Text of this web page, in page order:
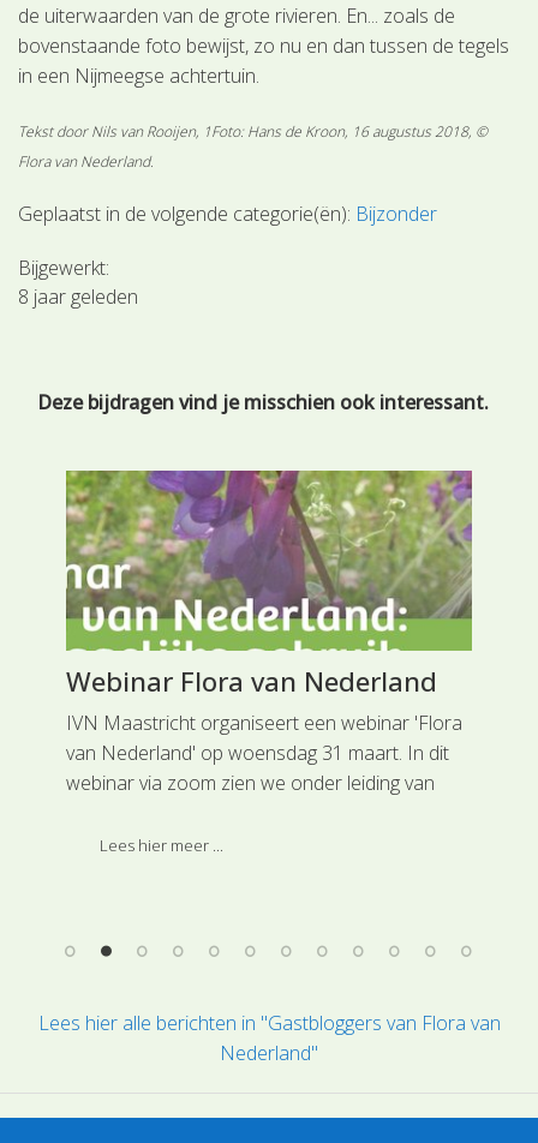
de uiterwaarden van de grote rivieren. En... zoals de
bovenstaande foto bewijst, zo nu en dan tussen de tegels
in een Nijmeegse achtertuin.
Tekst door Nils van Rooijen, 1Foto: Hans de Kroon, 16 augustus 2018, ©
Flora van Nederland.
Geplaatst in de volgende categorie(ën): Bijzonder
Bijgewerkt:
8 jaar geleden
Deze bijdragen vind je misschien ook interessant.
Webinar Flora van Nederland
IVN Maastricht organiseert een webinar 'Flora
van Nederland' op woensdag 31 maart. In dit
webinar via zoom zien we onder leiding van
website 'Flora van Nederland'.
Lees hier meer ...
Lees hier alle berichten in "Gastbloggers van Flora van
Nederland"